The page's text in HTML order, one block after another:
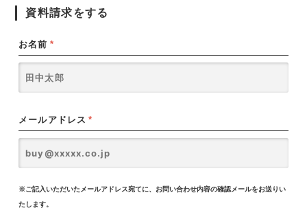
資料請求をする
お名前 *
メールアドレス *
※ご記入いただいたメールアドレス宛てに、お問い合わせ内容の確認メールをお送りい
たします。